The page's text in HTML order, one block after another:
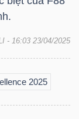
- 16:03 23/04/2025
2025